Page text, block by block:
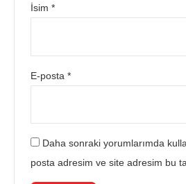
İsim*
E-posta*
Daha sonraki yorumlarımda
posta adresim ve site adresim bu